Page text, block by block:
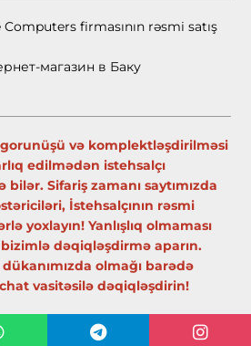
firmasının rəsmi satış
магазин в Баку
və komplektləşdirilməsi
edilmədən istehsalçı
Sifariş zamanı saytımızda
İstehsalçının rəsmi
yoxlayın! Yanlışlıq olmaması
dəqiqləşdirmə aparın.
olmağı barədə
vasitəsilə dəqiqləşdirin!